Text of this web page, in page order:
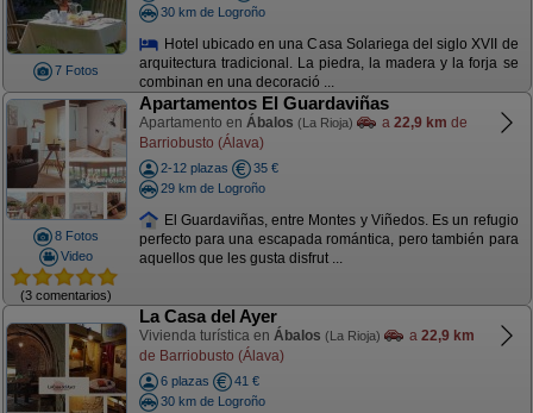
7 Fotos
30 km de Logroño
Hotel ubicado en una Casa Solariega del siglo XVII de
arquitectura tradicional. La piedra, la madera y la forja se
combinan en una decoració ...
8 Fotos
Video
(3 comentarios)
Apartamentos El Guardaviñas
Apartamento en Ábalos (La Rioja) a 22,9 km de
Barriobusto (Álava)
2-12 plazas
35 €
29 km de Logroño
El Guardaviñas, entre Montes y Viñedos. Es un refugio
perfecto para una escapada romántica, pero también para
aquellos que les gusta disfrut ...
La Casa del Ayer
Vivienda turística en Ábalos (La Rioja) a 22,9 km
de Barriobusto (Álava)
6 plazas
41 €
30 km de Logroño